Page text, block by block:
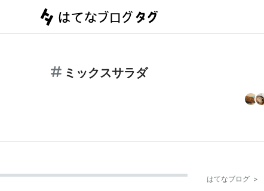
ミックスサラダ
はてなブログ >